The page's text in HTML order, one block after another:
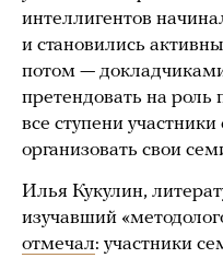
интеллигентов
и становились
потом —
претендовать на
все ступени
организовать свои
Илья Кукулин,
изучавший
отмечал: участники